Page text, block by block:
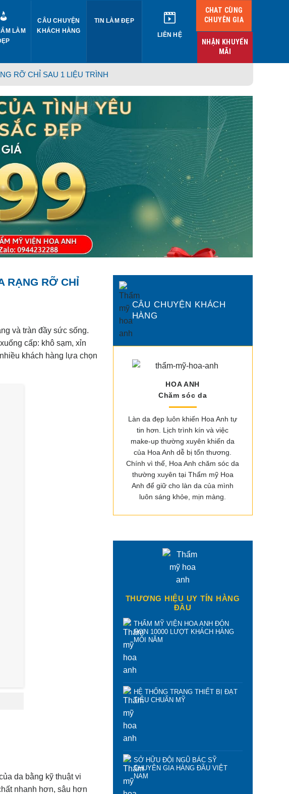
LÀM
CÂU CHUYỆN
KHÁCH HÀNG
TIN LÀM ĐẸP
LIÊN HỆ
CHAT CÙNG
CHUYÊN GIA
NHẬN KHUYẾN
MÃI
RỠ CHỈ SAU 1 LIỆU TRÌNH
RẠNG RỠ CHỈ
và tràn đầy sức sống.
cấp: khô sạm, xỉn
khách hàng lựa chọn
da bằng kỹ thuật vi
nhanh hơn, sâu hơn
CÂU CHUYỆN KHÁCH
HÀNG
HOA ANH
Chăm sóc da
Làn da đẹp luôn khiến Hoa Anh tự
tin hơn. Lịch trình kín và việc
make-up thường xuyên khiến da
của Hoa Anh dễ bị tổn thương.
Chính vì thế, Hoa Anh chăm sóc da
thường xuyên tại Thẩm mỹ Hoa
Anh để giữ cho làn da của mình
luôn sáng khỏe, mịn màng.
THƯƠNG HIỆU UY TÍN HÀNG
ĐẦU
THẨM MỸ VIỆN HOA ANH ĐÓN
HƠN 10000 LƯỢT KHÁCH HÀNG
MỖI NĂM
HỆ THỐNG TRANG THIẾT BỊ ĐẠT
TIÊU CHUẨN MỸ
SỞ HỮU ĐỘI NGŨ BÁC SỸ
CHUYÊN GIA HÀNG ĐẦU VIỆT
NAM